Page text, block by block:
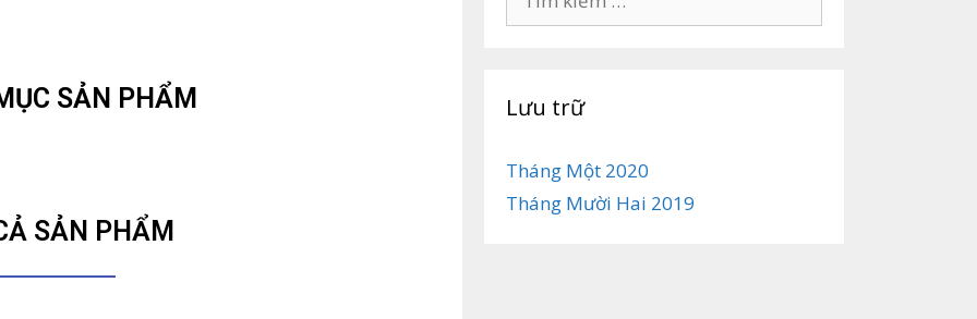
SẢN PHẨM
SẢN PHẨM
Lưu trữ
Tháng Một 2020
Tháng Mười Hai 2019